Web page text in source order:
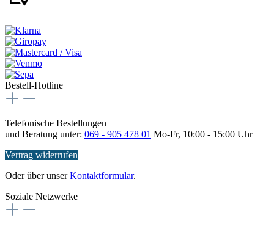
Bestell-Hotline
Telefonische Bestellungen
und Beratung unter: 069 - 905 478 01 Mo-Fr, 10:00 - 15:00 Uhr
Vertrag widerrufen
Oder über unserKontaktformular.
Soziale Netzwerke